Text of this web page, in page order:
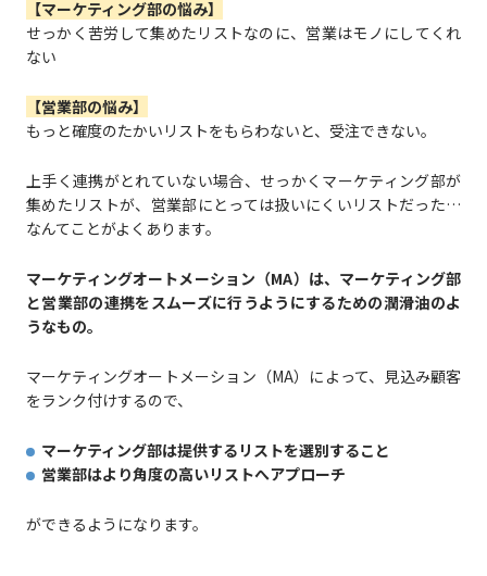
【マーケティング部の悩み】
せっかく苦労して集めたリストなのに、営業はモノにしてくれ
ない
【営業部の悩み】
もっと確度のたかいリストをもらわないと、受注できない。
上手く連携がとれていない場合、せっかくマーケティング部が
集めたリストが、営業部にとっては扱いにくいリストだった…
なんてことがよくあります。
マーケティングオートメーション（MA）は、マーケティング部
と営業部の連携をスムーズに行うようにするための潤滑油のよ
うなもの。
マーケティングオートメーション（MA）によって、見込み顧客
をランク付けするので、
マーケティング部は提供するリストを選別すること
営業部はより角度の高いリストへアプローチ
ができるようになります。